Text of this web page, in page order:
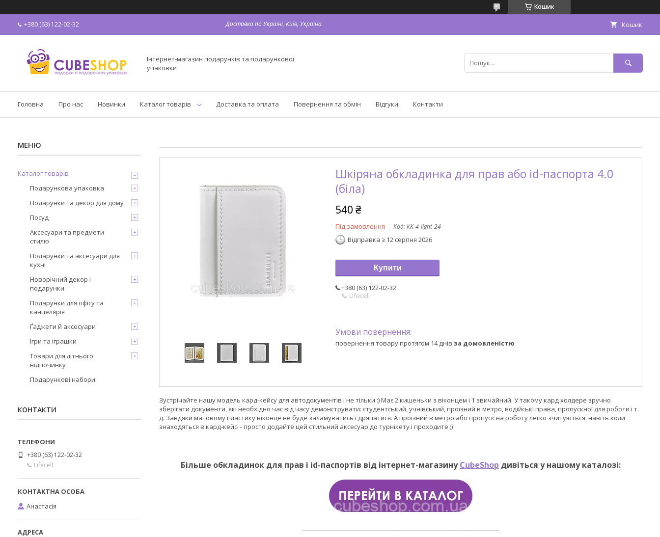
Кошик
+380 (63) 122-02-32 Доставка по Україні, Київ, Україна Кошик
Інтернет-магазин подарунків та подарункової
упаковки
Головна Про нас Новинки Каталог товарів Доставка та оплата Повернення та обмін Відгуки Контакти
Шкіряна обкладинка для прав або id-паспорта 4.0
(біла)
540 ₴
Під замовлення Код:KK-4-light-24
Відправка з 12 серпня 2026
Купити
+380 (63) 122-02-32
📞 Lifecell
повернення товару протягом 14 днів за домовленістю
Зустрічайте нашу модель кард-кейсу для автодокументів і не тільки :) Має 2 кишеньки з віконцем і 1 звичайний. У такому кард холдере зручно
зберігати документи, які необхідно час від часу демонструвати: студентський, учнівський, проїзний в метро, водійські права, пропускної для роботи і т.
д. Завдяки матовому пластику віконце не буде заламуватись і дряпатися. А проїзний в метро або пропуск на роботу легко зчитуються, навіть коли
знаходяться в кард-кейсі - просто додайте цей стильний аксесуар до турнікету і проходите ;)
Більше обкладинок для прав і id-паспортів від інтернет-магазинуCubeShop дивіться у нашому каталозі:
Каталог товарів
Подарункова упаковка
Подарунки та декор для дому
Посуд
Аксесуари та предмети
стилю
Подарунки та аксесуари для
кухні
Новорічний декор і
подарунки
Подарунки для офісу та
канцелярія
Ґаджети й аксесуари
Ігри та іграшки
Товари для літнього
відпочинку
Подарункові набори
КОНТАКТИ
+380 (63) 122-02-32
📞 Lifecell
Анастасія